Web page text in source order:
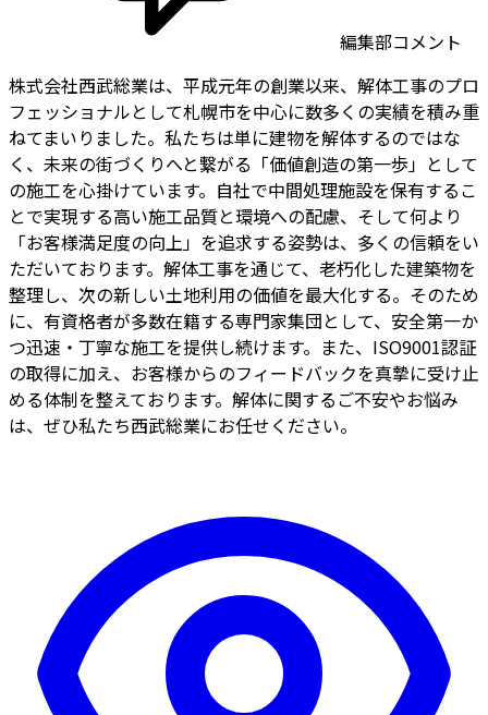
編集部コメント
株式会社西武総業は、平成元年の創業以来、解体工事のプロ
フェッショナルとして札幌市を中心に数多くの実績を積み重
ねてまいりました。私たちは単に建物を解体するのではな
く、未来の街づくりへと繋がる「価値創造の第一歩」として
の施工を心掛けています。自社で中間処理施設を保有するこ
とで実現する高い施工品質と環境への配慮、そして何より
「お客様満足度の向上」を追求する姿勢は、多くの信頼をい
ただいております。解体工事を通じて、老朽化した建築物を
整理し、次の新しい土地利用の価値を最大化する。そのため
に、有資格者が多数在籍する専門家集団として、安全第一か
つ迅速・丁寧な施工を提供し続けます。また、ISO9001認証
の取得に加え、お客様からのフィードバックを真摯に受け止
める体制を整えております。解体に関するご不安やお悩み
は、ぜひ私たち西武総業にお任せください。